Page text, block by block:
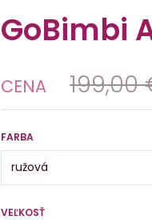
GoBimbi
CENA 199,00
FARBA
VEĽKOSŤ